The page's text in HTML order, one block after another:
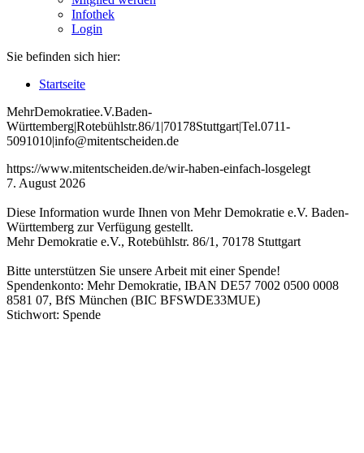
Infothek
Login
Sie befinden sich hier:
Startseite
MehrDemokratiee.V.Baden-
Württemberg|Rotebühlstr.86/1 |70178Stuttgart|Tel.0711-
5091010|info@mitentscheiden.de
https://www.mitentscheiden.de/wir-haben-einfach-losgelegt
7. August 2026
Diese Information wurde Ihnen von Mehr Demokratie e.V. Baden-
Württemberg zur Verfügung gestellt.
Mehr Demokratie e.V., Rotebühlstr. 86/1, 70178 Stuttgart
Bitte unterstützen Sie unsere Arbeit mit einer Spende!
Spendenkonto: Mehr Demokratie, IBAN DE57 7002 0500 0008
8581 07, BfS München (BIC BFSWDE33MUE)
Stichwort: Spende